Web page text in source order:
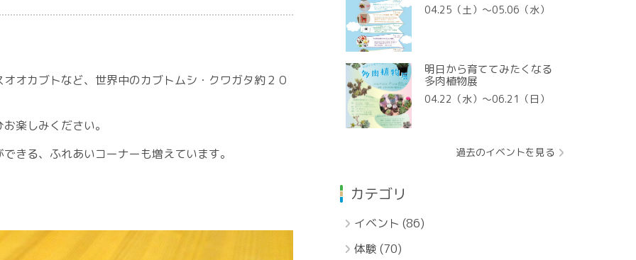
オカブトなど、世界中のカブトムシ・クワガタ約２０
楽しみください。
きる、ふれあいコーナーも増えています。
04.25（土）〜05.06（水）
明日から育ててみたくなる
多肉植物展
04.22（水）〜06.21（日）
過去のイベントを見る
カテゴリ
イベント(86)
体験(70)